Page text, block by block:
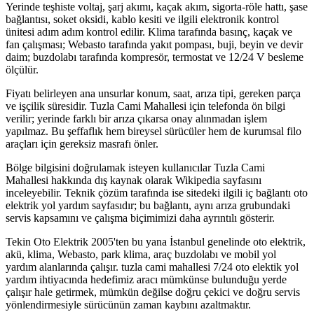
Yerinde teşhiste voltaj, şarj akımı, kaçak akım, sigorta-röle hattı, şase
bağlantısı, soket oksidi, kablo kesiti ve ilgili elektronik kontrol
ünitesi adım adım kontrol edilir. Klima tarafında basınç, kaçak ve
fan çalışması; Webasto tarafında yakıt pompası, buji, beyin ve devir
daim; buzdolabı tarafında kompresör, termostat ve 12/24 V besleme
ölçülür.
Fiyatı belirleyen ana unsurlar konum, saat, arıza tipi, gereken parça
ve işçilik süresidir. Tuzla Cami Mahallesi için telefonda ön bilgi
verilir; yerinde farklı bir arıza çıkarsa onay alınmadan işlem
yapılmaz. Bu şeffaflık hem bireysel sürücüler hem de kurumsal filo
araçları için gereksiz masrafı önler.
Bölge bilgisini doğrulamak isteyen kullanıcılar Tuzla Cami
Mahallesi hakkında dış kaynak olarak Wikipedia sayfasını
inceleyebilir. Teknik çözüm tarafında ise sitedeki ilgili iç bağlantı oto
elektrik yol yardım sayfasıdır; bu bağlantı, aynı arıza grubundaki
servis kapsamını ve çalışma biçimimizi daha ayrıntılı gösterir.
Tekin Oto Elektrik 2005'ten bu yana İstanbul genelinde oto elektrik,
akü, klima, Webasto, park klima, araç buzdolabı ve mobil yol
yardım alanlarında çalışır. tuzla cami mahallesi 7/24 oto elektik yol
yardım ihtiyacında hedefimiz aracı mümkünse bulunduğu yerde
çalışır hale getirmek, mümkün değilse doğru çekici ve doğru servis
yönlendirmesiyle sürücünün zaman kaybını azaltmaktır.